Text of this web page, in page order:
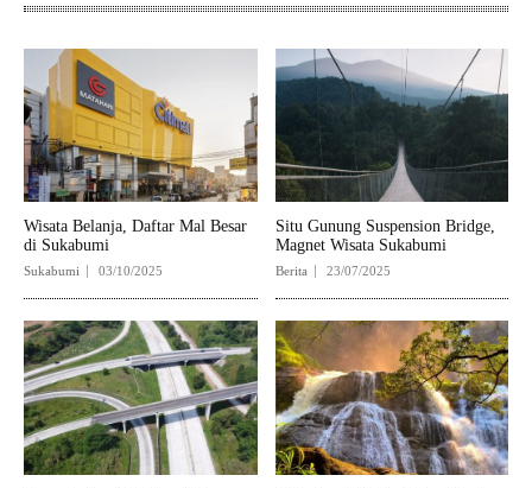
Wisata Belanja, Daftar Mal Besar
di Sukabumi
Sukabumi 03/10/2025
Situ Gunung Suspension Bridge,
Magnet Wisata Sukabumi
Berita 23/07/2025